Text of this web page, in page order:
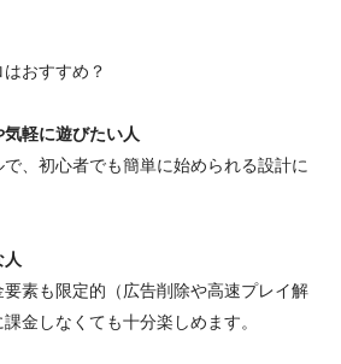
おすすめ？
軽に遊びたい人
、初心者でも簡単に始められる設計に
素も限定的（広告削除や高速プレイ解
金しなくても十分楽しめます。